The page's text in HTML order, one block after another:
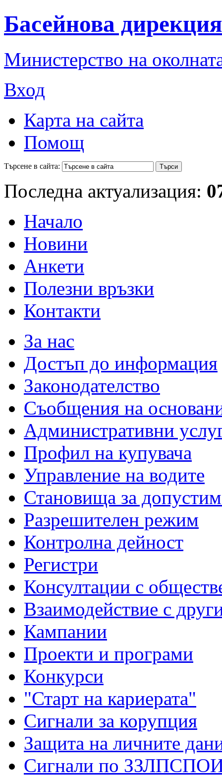
Басейнова
Министерство на
Вход
Карта на сайта
Помощ
Търсене в сайта:
Последна актуализация:
Начало
Новини
Анкети
Полезни връзки
Контакти
За нас
Достъп до информация
Законодателство
Съобщения на
Административни
Профил на купувача
Управление на водите
Становища за
Разрешителен режим
Контролна дейност
Регистри
Консултации с
Взаимодействие с
Кампании
Проекти и програми
Конкурси
"Старт на кариерата"
Сигнали за корупция
Защита на личните
Сигнали по